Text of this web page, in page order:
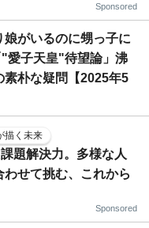
Sponsored
がいるのに甥っ子に
愛子天皇"待望論」沸
素朴な疑問【2025年5
描く未来
題解決力。多様な人
わせて挑む、これから
Sponsored